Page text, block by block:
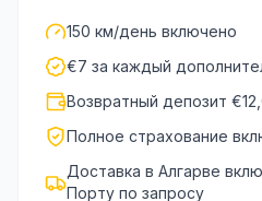
150 км/день включено
€7 за каждый
Возвратный депозит
Полное страхование
Доставка в Алгарве
Порту по запросу